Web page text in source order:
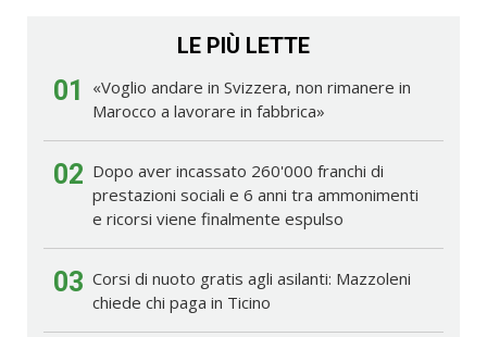
LE PIÙ LETTE
01
«Voglio andare in Svizzera, non rimanere in
Marocco a lavorare in fabbrica»
02 Dopo aver incassato 260'000 franchi di
prestazioni sociali e 6 anni tra ammonimenti
e ricorsi viene finalmente espulso
03 Corsi di nuoto gratis agli asilanti: Mazzoleni
chiede chi paga in Ticino